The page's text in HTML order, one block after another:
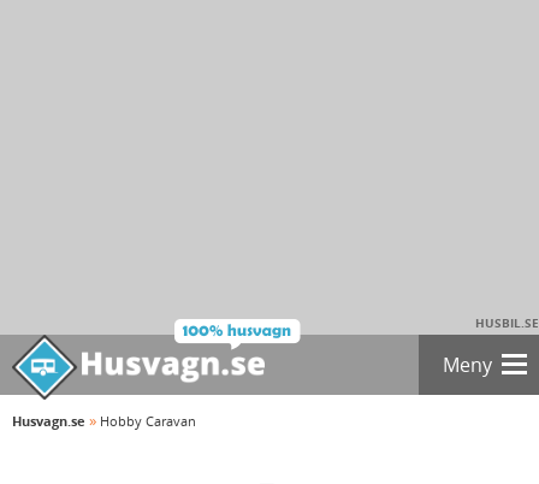
HUSBIL.SE
Meny
Husvagn.se » Hobby Caravan